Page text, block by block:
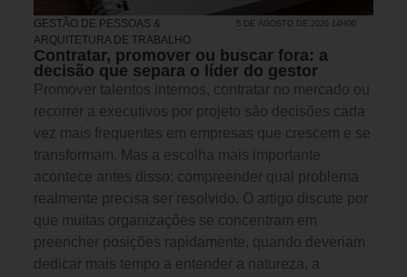
GESTÃO DE PESSOAS &
ARQUITETURA DE TRABALHO
5 DE AGOSTO DE 2026 14H00
Contratar, promover ou buscar fora: a
decisão que separa o líder do gestor
Promover talentos internos, contratar no mercado ou
recorrer a executivos por projeto são decisões cada
vez mais frequentes em empresas que crescem e se
transformam. Mas a escolha mais importante
acontece antes disso: compreender qual problema
realmente precisa ser resolvido. O artigo discute por
que muitas organizações se concentram em
preencher posições rapidamente, quando deveriam
dedicar mais tempo a entender a natureza, a